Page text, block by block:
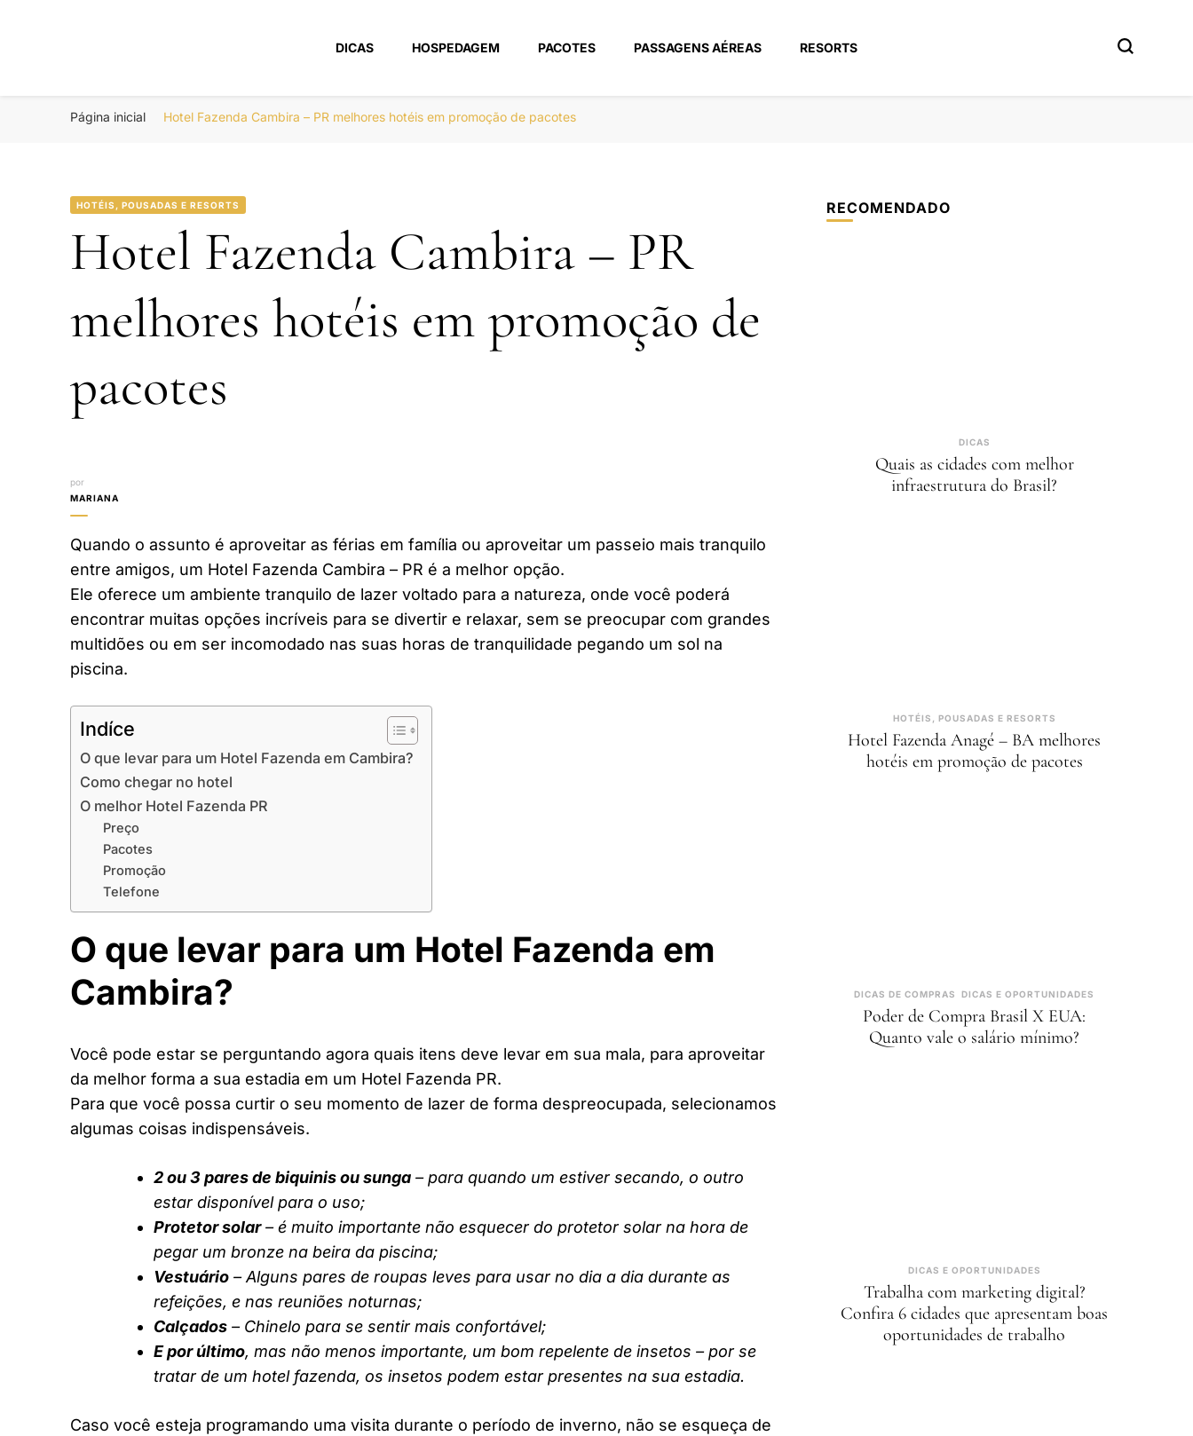
Portal Boa Viagem
DICAS HOSPEDAGEM PACOTES PASSAGENS AÉREAS RESORTS
Página inicial Hotel Fazenda Cambira – PR melhores hotéis em promoção de pacotes
HOTÉIS, POUSADAS E RESORTS
Hotel Fazenda Cambira – PR
melhores hotéis em promoção de
pacotes
por
MARIANA
Quando o assunto é aproveitar as férias em família ou aproveitar um passeio mais tranquilo
entre amigos, um Hotel Fazenda Cambira – PR é a melhor opção.
Ele oferece um ambiente tranquilo de lazer voltado para a natureza, onde você poderá
encontrar muitas opções incríveis para se divertir e relaxar, sem se preocupar com grandes
multidões ou em ser incomodado nas suas horas de tranquilidade pegando um sol na
piscina.
Indíce
O que levar para um Hotel Fazenda em Cambira?
Como chegar no hotel
O melhor Hotel Fazenda PR
Preço
Pacotes
Promoção
Telefone
O que levar para um Hotel Fazenda em
Cambira?
Você pode estar se perguntando agora quais itens deve levar em sua mala, para aproveitar
da melhor forma a sua estadia em um Hotel Fazenda PR.
Para que você possa curtir o seu momento de lazer de forma despreocupada, selecionamos
algumas coisas indispensáveis.
2 ou 3 pares de biquinis ou sunga – para quando um estiver secando, o outro
estar disponível para o uso;
Protetor solar– é muito importante não esquecer do protetor solar na hora de
pegar um bronze na beira da piscina;
Vestuário – Alguns pares de roupas leves para usar no dia a dia durante as
refeições, e nas reuniões noturnas;
Calçados – Chinelo para se sentir mais confortável;
E por último, mas não menos importante, um bom repelente de insetos – por se
tratar de um hotel fazenda, os insetos podem estar presentes na sua estadia.
Caso você esteja programando uma visita durante o período de inverno, não se esqueça de
RECOMENDADO
DICAS
Quais as cidades com melhor
infraestrutura do Brasil?
HOTÉIS, POUSADAS E RESORTS
Hotel Fazenda Anagé – BA melhores
hotéis em promoção de pacotes
DICAS DE COMPRAS DICAS E OPORTUNIDADES
Poder de Compra Brasil X EUA:
Quanto vale o salário mínimo?
DICAS E OPORTUNIDADES
Trabalha com marketing digital?
Confira 6 cidades que apresentam boas
oportunidades de trabalho